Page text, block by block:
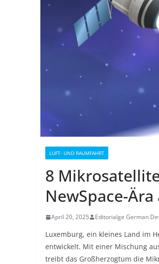
LUFT- UND RAUMFAHRT
8
NewSpace-
April 20, 2025 Editorialge German
Luxemburg, ein kleines Land im
entwickelt. Mit einer Mischung
treibt das Großherzogtum die